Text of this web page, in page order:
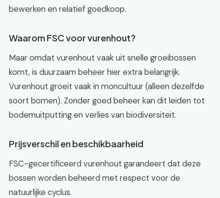
bewerken en relatief goedkoop.
Waarom FSC voor vurenhout?
Maar omdat vurenhout vaak uit snelle groeibossen
komt, is duurzaam beheer hier extra belangrijk.
Vurenhout groeit vaak in moncultuur (alleen dezelfde
soort bomen). Zonder goed beheer kan dit leiden tot
bodemuitputting en verlies van biodiversiteit.
Prijsverschil en beschikbaarheid
FSC-gecertificeerd vurenhout garandeert dat deze
bossen worden beheerd met respect voor de
natuurlijke cyclus.